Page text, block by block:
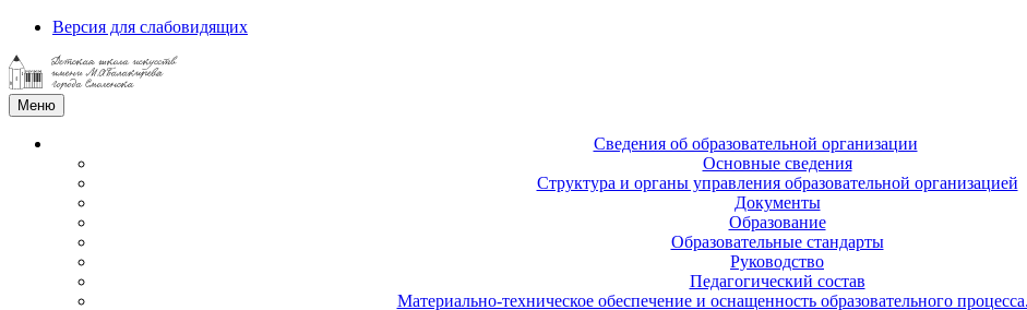
Версия для слабовидящих
Меню
Сведения об образовательной организации
Основные сведения
Структура и органы управления образовательной организацией
Документы
Образование
Образовательные стандарты
Руководство
Педагогический состав
Материально-техническое обеспечение и оснащенность образовательного